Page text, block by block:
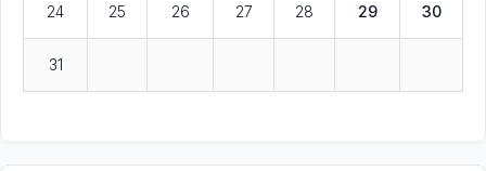
24 25 26 27 28 29 30
31